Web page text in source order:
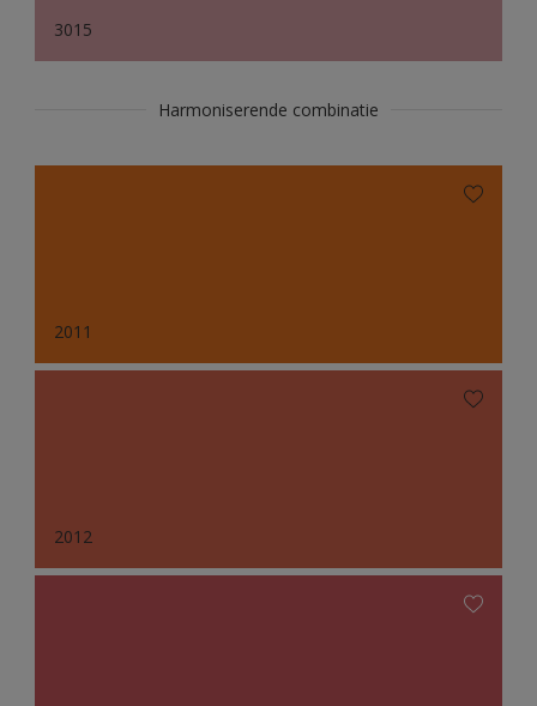
3015
Harmoniserende combinatie
2011
2012